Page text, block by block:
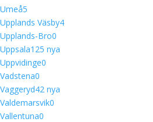
Umeå5
Upplands Väsby4
Upplands-Bro0
Uppsala125 nya
Uppvidinge0
Vadstena0
Vaggeryd42 nya
Valdemarsvik0
Vallentuna0